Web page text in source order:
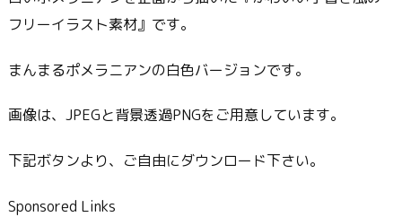
フリーイラスト素材』です。
まんまるポメラニアンの白色バージョンです。
画像は、JPEGと背景透過PNGをご用意しています。
下記ボタンより、ご自由にダウンロード下さい。
Sponsored Links